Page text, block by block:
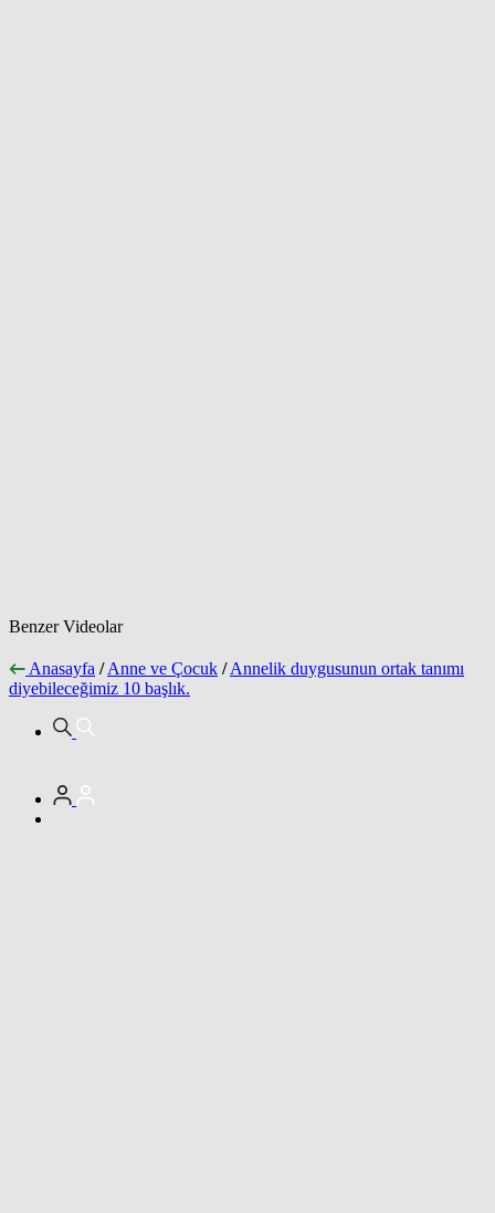
Benzer Videolar
Anasayfa / Anne ve Çocuk / Annelik duygusunun ortak tanımı
diyebileceğimiz 10 başlık.